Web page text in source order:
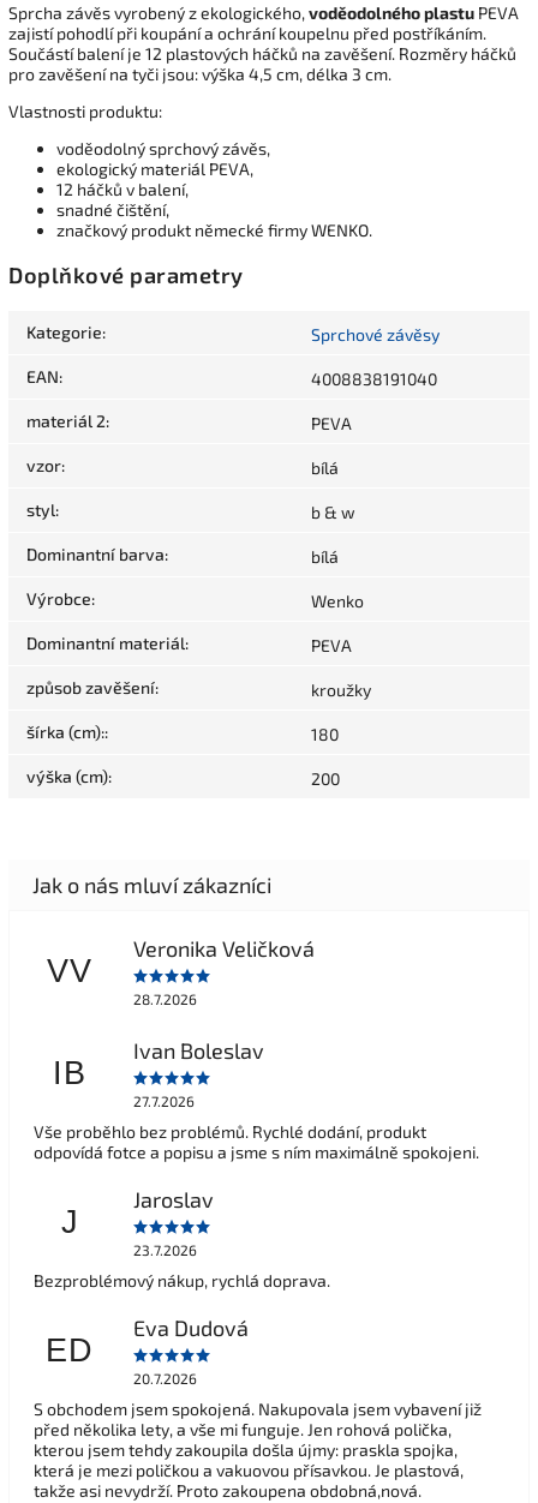
Sprcha závěs vyrobený z ekologického,voděodolného plastu PEVA
zajistí pohodlí při koupání a ochrání koupelnu před postříkáním.
Součástí balení je 12 plastových háčků na zavěšení. Rozměry háčků
pro zavěšení na tyči jsou: výška 4,5 cm, délka 3 cm.
Vlastnosti produktu:
voděodolný sprchový závěs,
ekologický materiál PEVA,
12 háčků v balení,
snadné čištění,
značkový produkt německé firmy WENKO.
Doplňkové parametry
Kategorie: Sprchové závěsy
EAN: 4008838191040
materiál 2: PEVA
vzor: bílá
styl: b & w
Dominantní barva: bílá
Výrobce: Wenko
Dominantní materiál: PEVA
způsob zavěšení: kroužky
šírka (cm):: 180
výška (cm): 200
VV
Veronika Veličková
28.7.2026
IB
Ivan Boleslav
27.7.2026
Vše proběhlo bez problémů. Rychlé dodání, produkt
odpovídá fotce a popisu a jsme s ním maximálně spokojeni.
J
Jaroslav
23.7.2026
Bezproblémový nákup, rychlá doprava.
ED
Eva Dudová
20.7.2026
S obchodem jsem spokojená. Nakupovala jsem vybavení již
před několika lety, a vše mi funguje. Jen rohová polička,
kterou jsem tehdy zakoupila došla újmy: praskla spojka,
která je mezi poličkou a vakuovou přísavkou. Je plastová,
takže asi nevydrží. Proto zakoupena obdobná,nová.